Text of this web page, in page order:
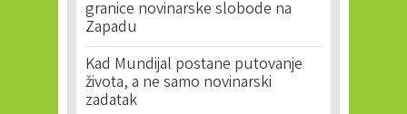
granice novinarske slobode na
Zapadu
Kad Mundijal postane putovanje
života, a ne samo novinarski
zadatak